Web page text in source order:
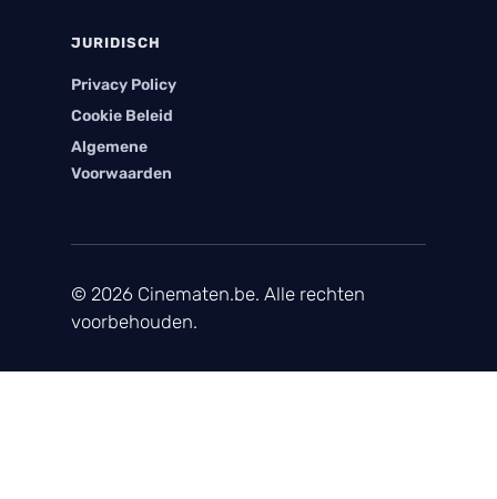
JURIDISCH
Privacy Policy
Cookie Beleid
Algemene
Voorwaarden
© 2026 Cinematen.be. Alle rechten
voorbehouden.